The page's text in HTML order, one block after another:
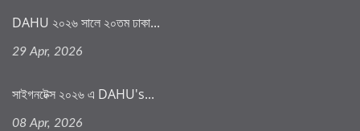
DAHU ২০২৬ সালে ২০তম ঢাকা...
29 Apr, 2026
সাইগনটেক্স ২০২৬ এ DAHU's...
08 Apr, 2026